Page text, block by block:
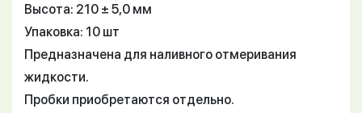
Высота: 210 ± 5,0 мм
Упаковка: 10 шт
Предназначена для наливного отмеривания
жидкости.
Пробки приобретаются отдельно.